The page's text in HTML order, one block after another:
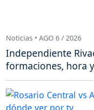
Noticias • AGO 6 / 2026
Independiente
formaciones, hora